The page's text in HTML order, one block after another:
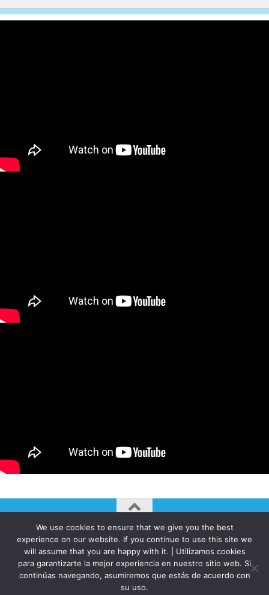
AUTOGIRO/el giro del arte actual © JAVIER MARTINEZ 2026. All
Rights Reserved.
Funciona con - Diseñado con elTema Hueman
We use cookies to ensure that we give you the best
experience on our website. If you continue to use this site we
will assume that you are happy with it. | Utilizamos cookies
para garantizarte la mejor experiencia en nuestro sitio web. Si
continúas navegando, asumiremos que estás de acuerdo con
su uso.